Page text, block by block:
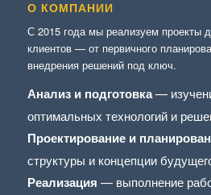
О КОМПАНИИ
С 2015 года мы реализуем проекты
клиентов — от первичного
внедрения решений под ключ.
Анализ и подготовка—
оптимальных технологий и
Проектирование и
структуры и концепции
Реализация — выполнение